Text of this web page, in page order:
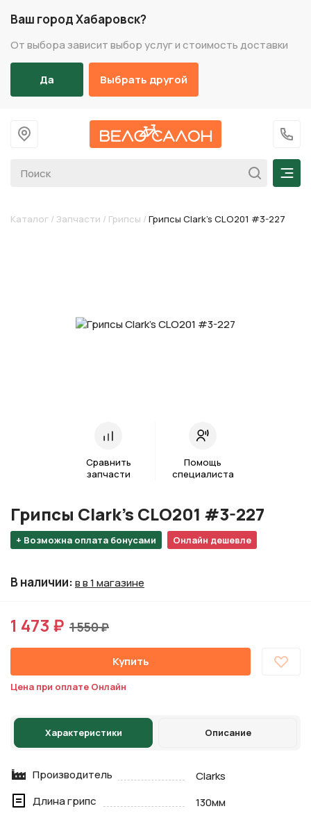
Ваш город Хабаровск?
От выбора зависит выбор услуг и стоимость доставки
Да Выбрать другой
На главную
+7
Каталог / Запчасти / Грипсы / Грипсы Clark's CLO201 #3-227
Сравнить
запчасти
Помощь
специалиста
+ Возможна оплата бонусами Онлайн дешевле
Грипсы Clark's CLO201 #3-227
В наличии:в в 1 магазине
1 473 ₽ 1 550 ₽
Купить
Цена при оплате Онлайн
Характеристики Описание
Производитель
Clarks
Длина грипс
130мм